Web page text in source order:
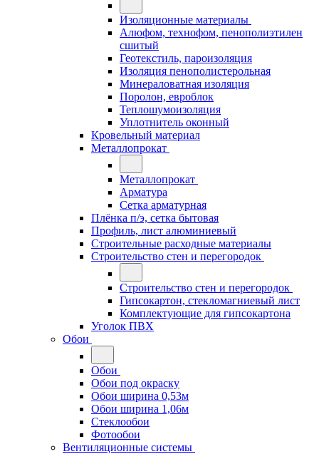
Изоляционные материалы
Алюфом, технофом, пенополиэтилен
сшитый
Геотекстиль, пароизоляция
Изоляция пенополистерольная
Минераловатная изоляция
Поролон, евроблок
Теплошумоизоляция
Уплотнитель оконный
Кровельный материал
Металлопрокат
Металлопрокат
Арматура
Сетка арматурная
Плёнка п/э, сетка бытовая
Профиль, лист алюминиевый
Строительные расходные материалы
Строительство стен и перегородок
Строительство стен и перегородок
Гипсокартон, стекломагниевый лист
Комплектующие для гипсокартона
Уголок ПВХ
Обои
Обои
Обои под окраску
Обои ширина 0,53м
Обои ширина 1,06м
Стеклообои
Фотообои
Вентиляционные системы